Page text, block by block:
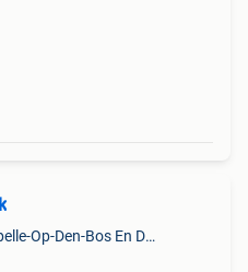
Kapelle-Op-Den-Bos En Deel Van Zemst